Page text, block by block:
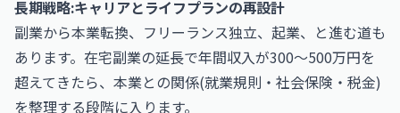
長期戦略:キャリアとライフプランの再設計
副業から本業転換、フリーランス独立、起業、と進む道も
あります。在宅副業の延長で年間収入が300〜500万円を
超えてきたら、本業との関係(就業規則・社会保険・税金)
を整理する段階に入ります。